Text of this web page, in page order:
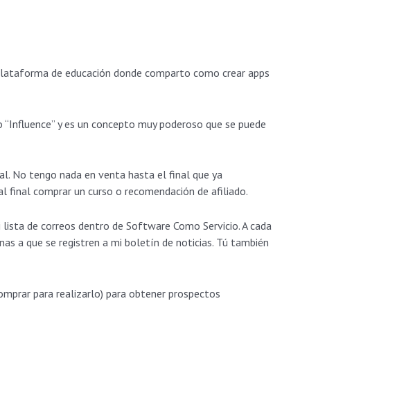
de educación donde comparto como crear apps
y es un concepto muy poderoso que se puede
No tengo nada en venta hasta el final que ya
final comprar un curso o recomendación de afiliado.
de correos dentro de Software Como Servicio. A cada
a que se registren a mi boletín de noticias. Tú también
para realizarlo) para obtener prospectos